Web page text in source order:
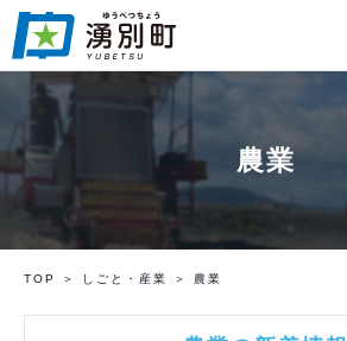
農業
TOP しごと・産業 農業